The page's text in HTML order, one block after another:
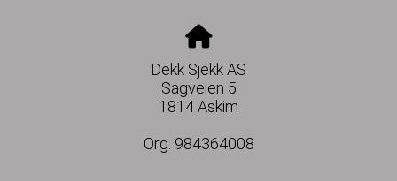
Dekk Sjekk AS
Sagveien 5
1814 Askim
Org. 984364008